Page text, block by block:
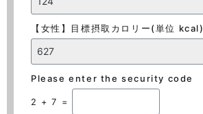
【女性】目標摂取カロリー(単位 kcal)
Please enter the security code
2 + 7 =